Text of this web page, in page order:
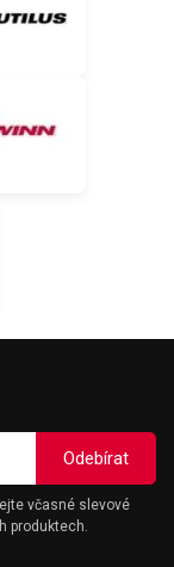
včasné slevové
produktech.